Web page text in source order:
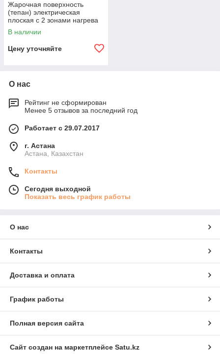
Жарочная поверхность
(тепан) электрическая
плоская с 2 зонами нагрева
Casta TEM2B120E
В наличии
Цену уточняйте
О нас
Рейтинг не сформирован
Менее 5 отзывов за последний год
Работает с 29.07.2017
г. Астана
Астана, Казахстан
Контакты
Сегодня выходной
Показать весь график работы
О нас
Контакты
Доставка и оплата
График работы
Полная версия сайта
Сайт создан на маркетплейсе Satu.kz